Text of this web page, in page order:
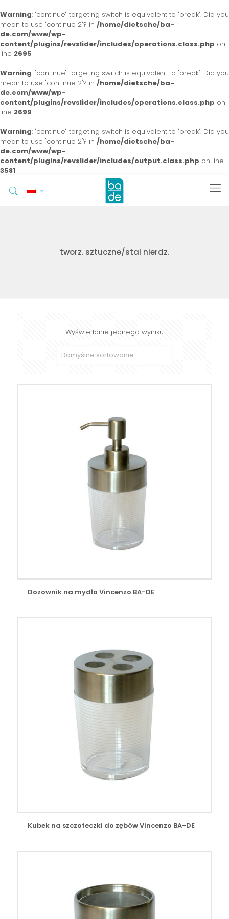
Warning: "continue" targeting switch is equivalent to "break". Did you
mean to use "continue 2"? in /home/dietsche/ba-
de.com/www/wp-
content/plugins/revslider/includes/operations.class.php on
line 2695
Warning: "continue" targeting switch is equivalent to "break". Did you
mean to use "continue 2"? in /home/dietsche/ba-
de.com/www/wp-
content/plugins/revslider/includes/operations.class.php on
line 2699
Warning: "continue" targeting switch is equivalent to "break". Did you
mean to use "continue 2"? in /home/dietsche/ba-
de.com/www/wp-
content/plugins/revslider/includes/output.class.php on line
3581
tworz. sztuczne/stal nierdz.
Wyświetlanie jednego wyniku
Dozownik na mydło Vincenzo BA-DE
Kubek na szczoteczki do zębów Vincenzo BA-DE